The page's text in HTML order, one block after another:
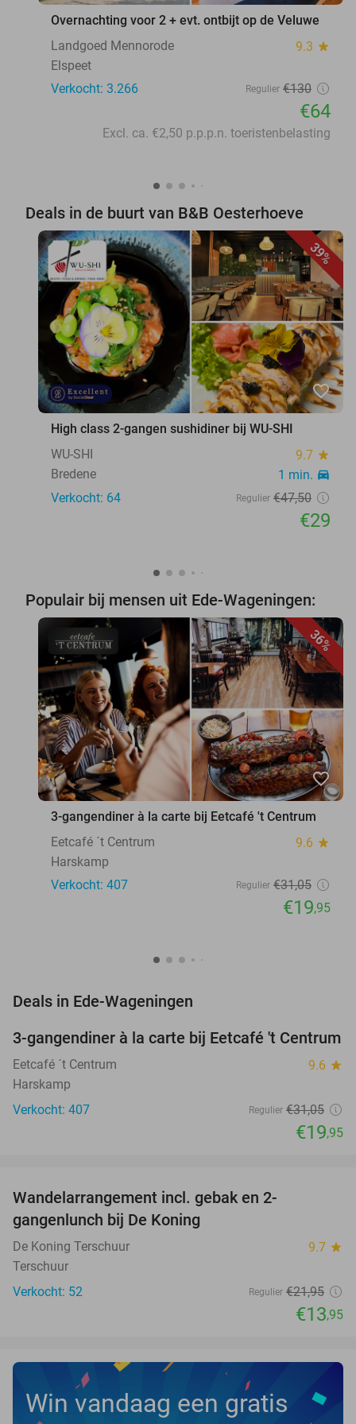
Overnachting voor 2 + evt. ontbijt op de Veluwe
Landgoed Mennorode
9.3 star
Elspeet
Verkocht: 3.266
Regulier €130
€64
Excl. ca. €2,50 p.p.p.n. toeristenbelasting
Deals in de buurt van B&B Oesterhoeve
39%
favorite_border
High class 2-gangen sushidiner bij WU-SHI
WU-SHI
9.7 star
Bredene 1 min. directions_car
Verkocht: 64 Regulier €47,50
€29
Populair bij mensen uit Ede-Wageningen:
36%
favorite_border
3-gangendiner à la carte bij Eetcafé 't Centrum
Eetcafé ´t Centrum
9.6 star
Harskamp
Verkocht: 407
Regulier €31,05
€19,95
Deals in Ede-Wageningen
36%
3-gangendiner à la carte bij Eetcafé 't Centrum
Eetcafé ´t Centrum 9.6 star
Harskamp
Verkocht: 407
Regulier €31,05
€19,95
TODAY
Wandelarrangement incl. gebak en 2-
gangenlunch bij De Koning
De Koning Terschuur 9.7 star
Terschuur
Verkocht: 52
Regulier €21,95
€13,95
Win vandaag een gratis